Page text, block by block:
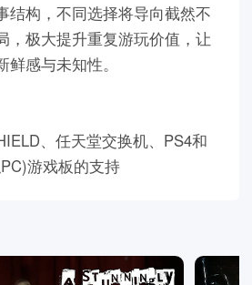
结构，不同选择将导向截然不
，极大提升重复游玩价值，让
感与未知性。
、任天堂交换机、PS4和
游戏板的支持